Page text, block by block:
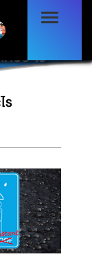
ออะไร
ร